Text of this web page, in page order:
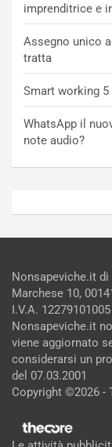
imprenditrice e
Assegno unico
tratta
Smart working
WhatsApp il
note audio?
Nonsapeviche.it di
Marchese 10,
I.V.A. 12279101005
Nonsapeviche.it
viene aggiornato
considerarsi un
del 07.03.2001
Copyright ©2026 -